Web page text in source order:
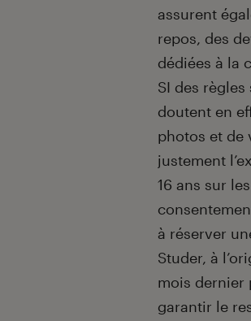
assurent
repos, des
dédiées à la
SI des
doutent en
photos et de
justement
16 ans sur
à réserver
Studer, à
mois dernier
garantir le